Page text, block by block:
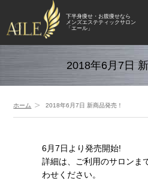
下半身痩せ・お腹痩せなら
メンズエステティックサロン
「エール」
2018年6月7日
ホーム 2018年6月7日 新商品発売！
6月7日より発売開始!
詳細は、ご利用のサロンま
わせください。